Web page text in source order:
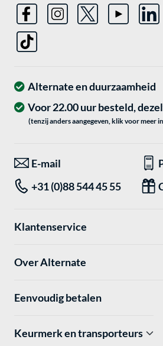
Alternate en duurzaamheid
Voor 22.00 uur besteld,
(tenzij anders aangegeven, klik voor meer
E-mail
+31 (0)88 544 45 55
Klantenservice
Over Alternate
Eenvoudig betalen
Keurmerk en transporteurs